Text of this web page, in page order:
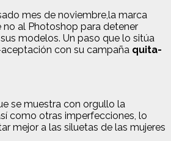
mes de noviembre,la marca
no al Photoshop para detener
modelos. Un paso que lo sitúa
con su campaña quita-
se muestra con orgullo la
como otras imperfecciones, lo
mejor a las siluetas de las mujeres